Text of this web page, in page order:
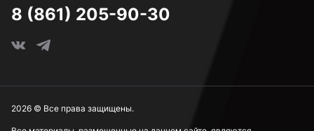
8 (861) 205-90-30
2026 © Все права защищены.